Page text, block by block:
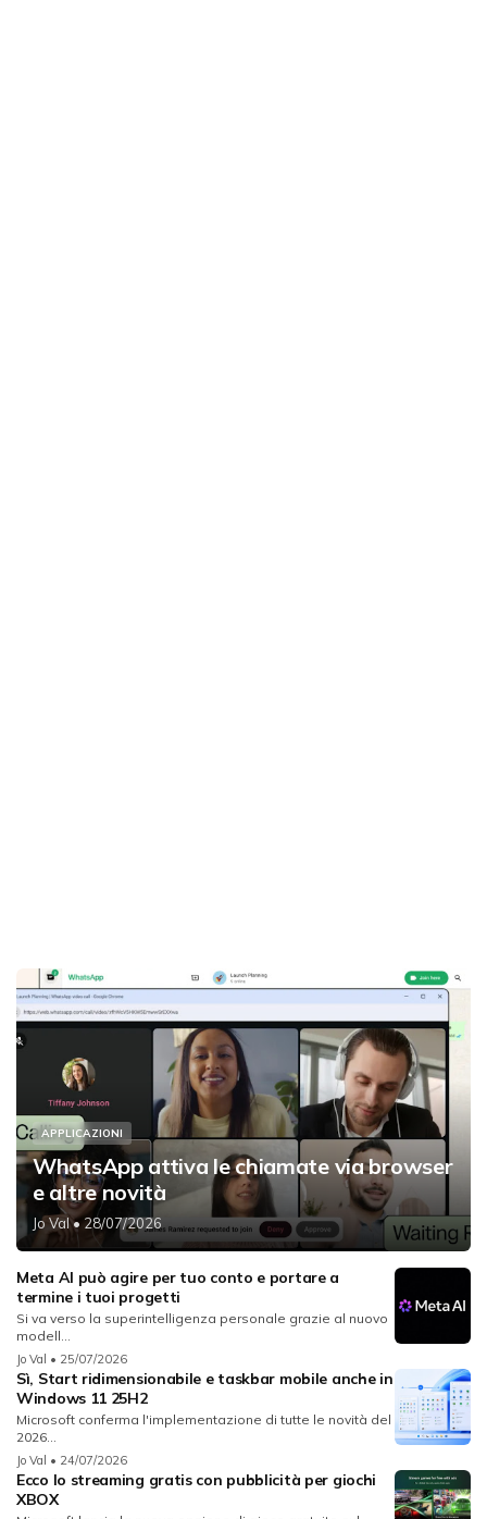
APPLICAZIONI
WhatsApp attiva le chiamate via browser
e altre novità
Jo Val• 28/07/2026
Meta AI può agire per tuo conto e portare a
termine i tuoi progetti
Si va verso la superintelligenza personale grazie al nuovo
modell...
Jo Val • 25/07/2026
Sì, Start ridimensionabile e taskbar mobile anche in
Windows 11 25H2
Microsoft conferma l'implementazione di tutte le novità del
2026...
Jo Val • 24/07/2026
Ecco lo streaming gratis con pubblicità per giochi
XBOX